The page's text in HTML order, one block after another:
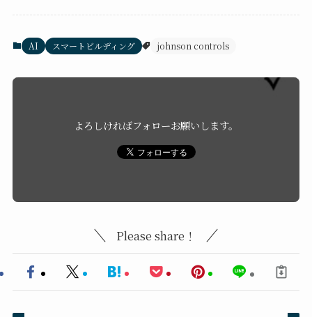
AI スマートビルディング johnson controls
よろしければフォローお願いします。
Please share！